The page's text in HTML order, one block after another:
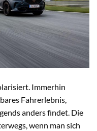
Immerhin
Fahrerlebnis,
anders findet. Die
wenn man sich